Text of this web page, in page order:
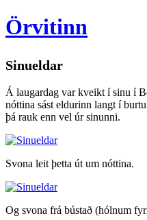
Örvitinn
Sinueldar
Á laugardag var kveikt í sinu í
nóttina sást eldurinn langt í
þá rauk enn vel úr sinunni.
Svona leit þetta út um nóttina.
Og svona frá bústað (hólnum